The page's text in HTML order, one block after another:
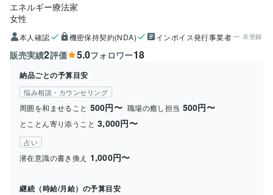
エネルギー療法家
女性
本人確認 機密保持契約(NDA) インボイス発行事業者 未登録
販売実績2評価 5.0フォロワー18
納品ごとの予算目安
悩み相談・カウンセリング
周囲を和ませること 500円〜 職場の癒し担当 500円〜
とことん寄り添うこと 3,000円〜
占い
潜在意識の書き換え 1,000円〜
継続（時給/月給）の予算目安